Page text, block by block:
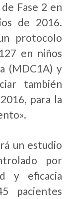
Fase 2 en
de 2016.
protocolo
en niños
(MDC1A) y
también
para la
un estudio
por
y eficacia
pacientes